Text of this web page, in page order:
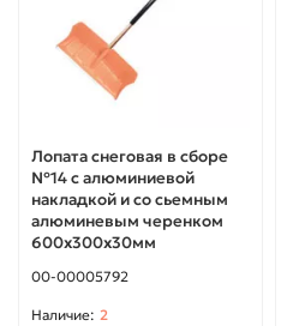
Лопата снеговая в сборе
№14 с алюминиевой
накладкой и со сьемным
алюминевым черенком
600х300х30мм
00-00005792
2